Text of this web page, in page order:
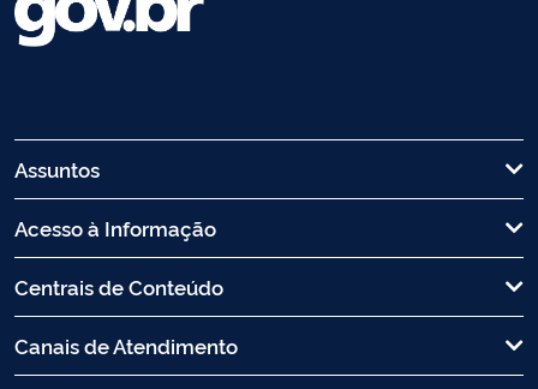
Assuntos
Acesso à Informação
Centrais de Conteúdo
Canais de Atendimento